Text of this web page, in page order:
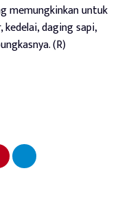
memungkinkan untuk
kedelai, daging sapi,
(R)